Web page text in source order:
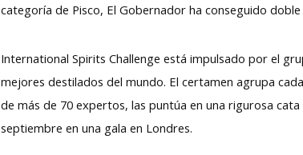
categoría de Pisco, El Gobernador ha conseguido
International Spirits Challenge está impulsado por el
mejores destilados del mundo. El certamen agrupa
de más de 70 expertos, las puntúa en una rigurosa
septiembre en una gala en Londres.